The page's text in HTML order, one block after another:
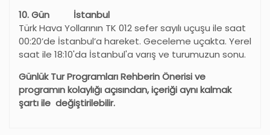
10. Gün İstanbul
Türk Hava Yollarının TK 012 sefer sayılı uçuşu ile saat
00:20’de İstanbul’a hareket. Geceleme uçakta. Yerel
saat ile 18:10'da İstanbul'a varış ve turumuzun sonu.
Günlük Tur Programları Rehberin Önerisi ve
programın kolaylığı açısından, içeriği aynı kalmak
şartı ile değiştirilebilir.